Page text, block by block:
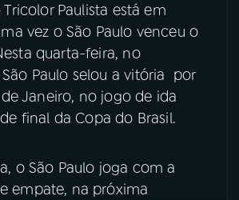
MÚSICA
NACIONAL
X
Paulista está em
vez o São Paulo venceu o
quarta-feira, no
Paulo selou a vitória por
de Janeiro, no jogo de ida
final da Copa do Brasil.
o São Paulo joga com a
empate, na próxima